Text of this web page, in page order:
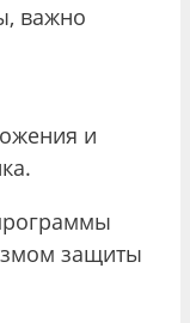
важно
и
защиты